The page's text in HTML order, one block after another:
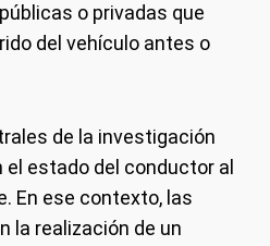
o privadas que
del vehículo antes o
de la investigación
estado del conductor al
En ese contexto, las
la realización de un